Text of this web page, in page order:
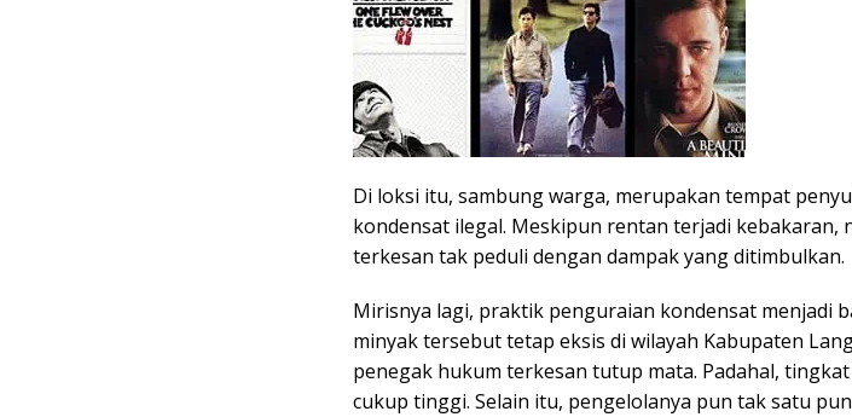
Di loksi itu, sambung warga, merupakan tempat
kondensat ilegal. Meskipun rentan terjadi kebakaran,
terkesan tak peduli dengan dampak yang ditimbulkan.
Mirisnya lagi, praktik penguraian kondensat menjadi
minyak tersebut tetap eksis di wilayah Kabupaten
penegak hukum terkesan tutup mata. Padahal,
cukup tinggi. Selain itu, pengelolanya pun tak satu